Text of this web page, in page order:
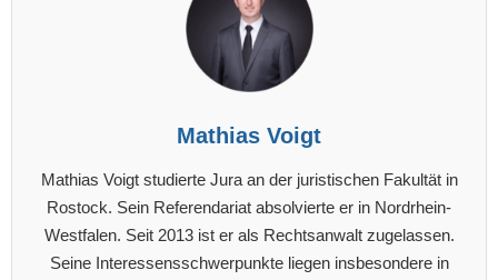
Mathias Voigt
Mathias Voigt studierte Jura an der juristischen Fakultät in
Rostock. Sein Referendariat absolvierte er in Nordrhein-
Westfalen. Seit 2013 ist er als Rechtsanwalt zugelassen.
Seine Interessensschwerpunkte liegen insbesondere in